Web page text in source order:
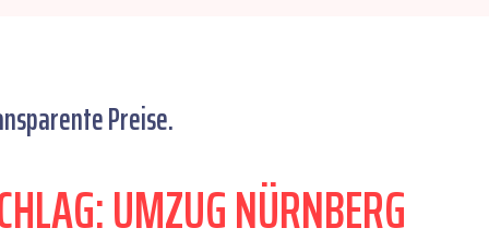
Preise.
UMZUG NÜRNBERG